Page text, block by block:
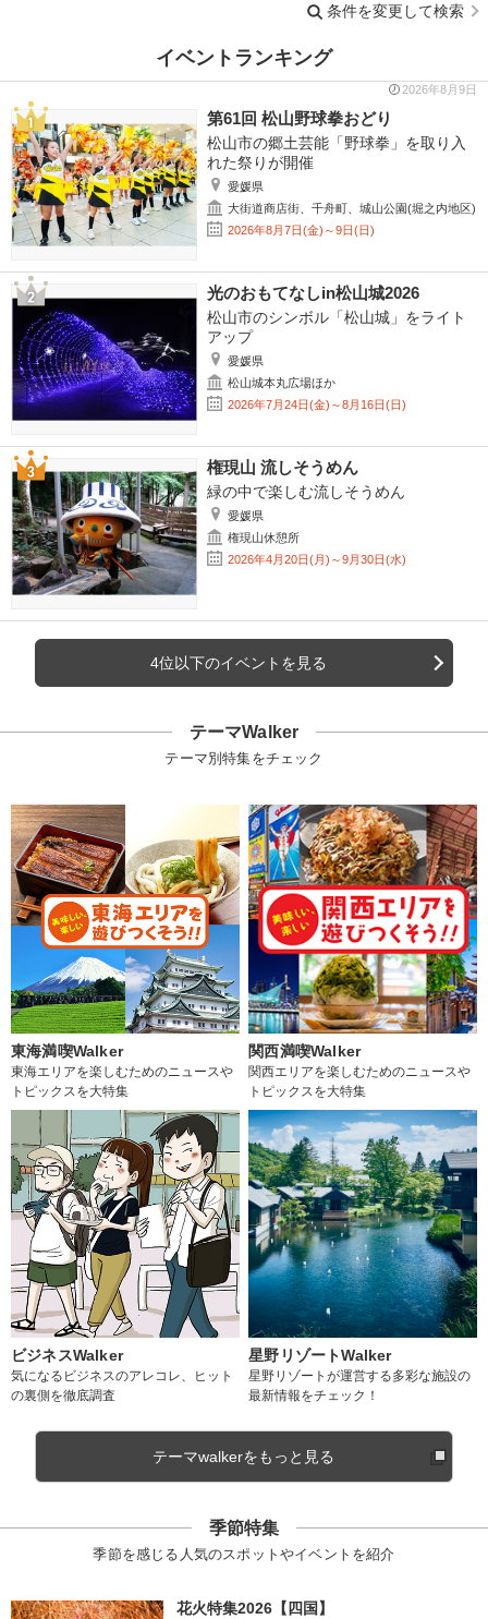
条件を変更して検索
イベントランキング
2026年8月9日
第61回 松山野球拳おどり
松山市の郷土芸能「野球拳」を取り入
れた祭りが開催
愛媛県
大街道商店街、千舟町、城山公園(堀之内地区)
2026年8月7日(金)～9日(日)
光のおもてなしin松山城2026
松山市のシンボル「松山城」をライト
アップ
愛媛県
松山城本丸広場ほか
2026年7月24日(金)～8月16日(日)
権現山 流しそうめん
緑の中で楽しむ流しそうめん
愛媛県
権現山休憩所
2026年4月20日(月)～9月30日(水)
4位以下のイベントを見る
テーマWalker
テーマ別特集をチェック
東海満喫Walker
東海エリアを楽しむためのニュースや
トピックスを大特集
関西満喫Walker
関西エリアを楽しむためのニュースや
トピックスを大特集
ビジネスWalker
気になるビジネスのアレコレ、ヒット
の裏側を徹底調査
星野リゾートWalker
星野リゾートが運営する多彩な施設の
最新情報をチェック！
テーマwalkerをもっと見る
季節特集
季節を感じる人気のスポットやイベントを紹介
花火特集2026【四国】